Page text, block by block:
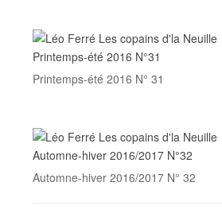
Printemps-été 2016 N° 31
Automne-hiver 2016/2017 N° 32